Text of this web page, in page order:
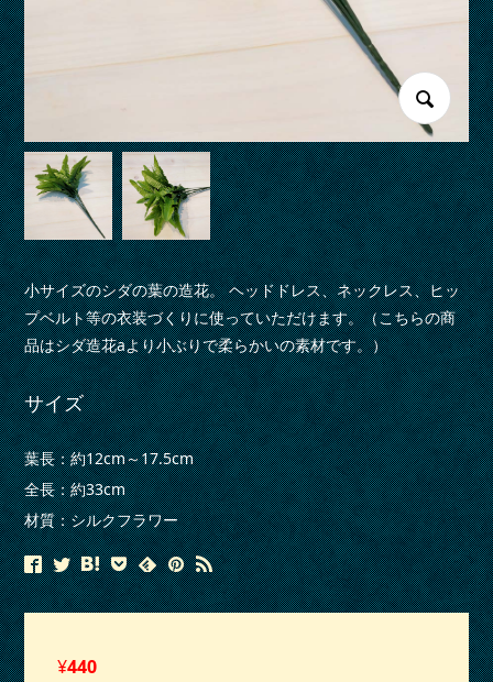
小サイズのシダの葉の造花。 ヘッドドレス、ネックレス、ヒッ
プベルト等の衣装づくりに使っていただけます。（こちらの商
品はシダ造花aより小ぶりで柔らかいの素材です。）
サイズ
葉長：約12cm～17.5cm
全長：約33cm
材質：シルクフラワー
¥440